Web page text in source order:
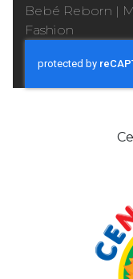
Bebé Reborn |
Fashion